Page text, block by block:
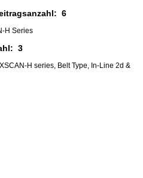
6
H Series
3
H series, Belt Type, In-Line 2d &